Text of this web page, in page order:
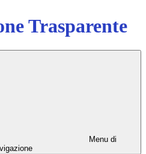
Trasparente
Menu di